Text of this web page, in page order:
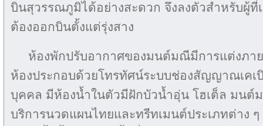
บินสุวรรณภูมิได้อย่างสะดวก จึงลงตัวสำหรับผู้ที่
ต้องออกบินตั้งแต่รุ่งสาง
ห้องพักปรับอากาศของมนต์มณีมีการแต่งภา
ห้องประกอบด้วยโทรทัศน์ระบบช่องสัญญาณเค
บุคคล มีห้องน้ำในตัวมีฝักบัวน้ำอุ่น โฮเต็ล มนต์
บริการนวดแผนไทยและทรีทเมนต์ประเภทต่าง